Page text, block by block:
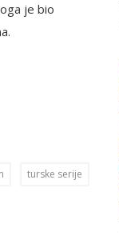
je bio
turske serije